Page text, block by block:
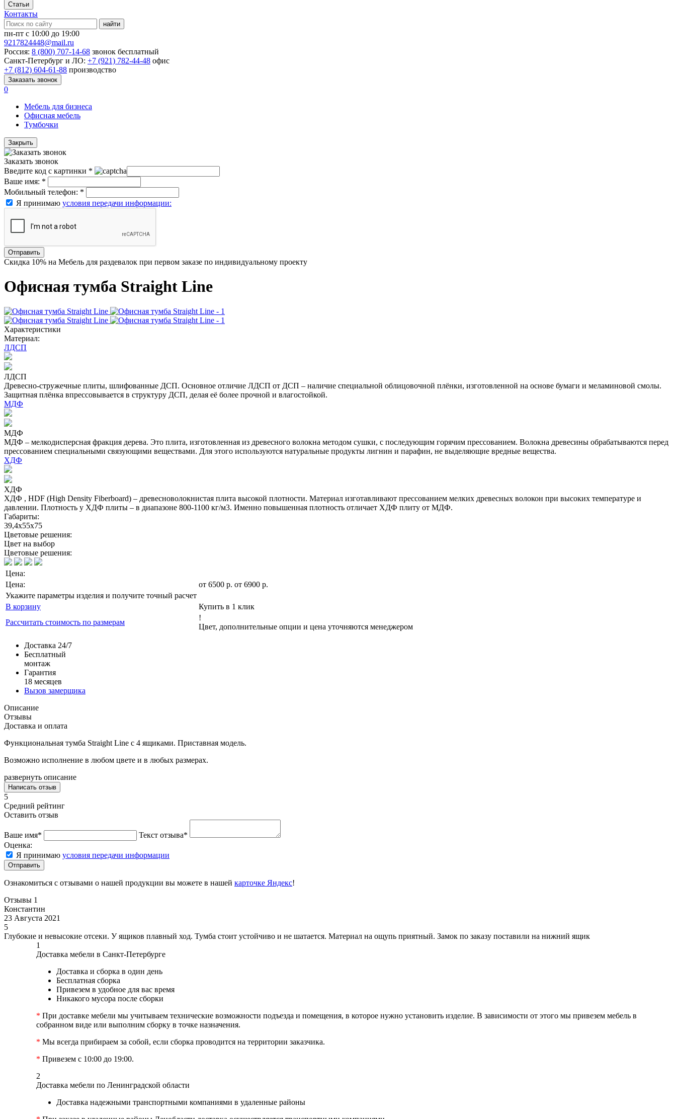
Статьи
Контакты
найти
пн-пт с 10:00 до 19:00
9217824448@mail.ru
Россия: 8 (800) 707-14-68 звонок бесплатный
Санкт-Петербург и ЛО: +7 (921) 782-44-48 офис
+7 (812) 604-61-88 производство
Заказать звонок
0
Мебель для бизнеса
Офисная мебель
Тумбочки
Закрыть
Заказать звонок
Введите код с картинки *
Ваше имя: *
Мобильный телефон: *
Я принимаю условия передачи информации:
Отправить
Скидка 10% на Мебель для раздевалок при первом заказе по индивидуальному проекту
Офисная тумба Straight Line
Характеристики
Материал:
ЛДСП
ЛДСП
Древесно-стружечные плиты, шлифованные ДСП. Основное отличие ЛДСП от ДСП – наличие специальной облицовочной плёнки, изготовленной на основе бумаги и меламиновой смолы.
Защитная плёнка впрессовывается в структуру ДСП, делая её более прочной и влагостойкой.
МДФ
МДФ
МДФ – мелкодисперсная фракция дерева. Это плита, изготовленная из древесного волокна методом сушки, с последующим горячим прессованием. Волокна древесины обрабатываются перед
прессованием специальными связующими веществами. Для этого используются натуральные продукты лигнин и парафин, не выделяющие вредные вещества.
ХДФ
ХДФ
ХДФ , HDF (High Density Fiberboard) – древесноволокнистая плита высокой плотности. Материал изготавливают прессованием мелких древесных волокон при высоких температуре и
давлении. Плотность у ХДФ плиты – в диапазоне 800-1100 кг/м3. Именно повышенная плотность отличает ХДФ плиту от МДФ.
Габариты:
39,4х55х75
Цветовые решения:
Цвет на выбор
Цветовые решения:
Цена:
Цена:
от 6500 р. от 6900 р.
Укажите параметры изделия и получите точный расчет
В корзину
Купить в 1 клик
Рассчитать стоимость по размерам
!
Цвет, дополнительные опции и цена уточняются менеджером
Доставка 24/7
Бесплатный
монтаж
Гарантия
18 месяцев
Вызов замерщика
Описание
Отзывы
Доставка и оплата
Функциональная тумба Straight Line с 4 ящиками. Приставная модель.
Возможно исполнение в любом цвете и в любых размерах.
развернуть описание
Написать отзыв
5
Средний рейтинг
Оставить отзыв
Ваше имя*
Текст отзыва*
Оценка:
Я принимаю условия передачи информации
Отправить
Ознакомиться с отзывами о нашей продукции вы можете в нашей карточке Яндекс!
Отзывы 1
Константин
23 Августа 2021
5
Глубокие и невысокие отсеки. У ящиков плавный ход. Тумба стоит устойчиво и не шатается. Материал на ощупь приятный. Замок по заказу поставили на нижний ящик
1
Доставка мебели в Санкт-Петербурге
Доставка и сборка в один день
Бесплатная сборка
Привезем в удобное для вас время
Никакого мусора после сборки
* При доставке мебели мы учитываем технические возможности подъезда и помещения, в которое нужно установить изделие. В зависимости от этого мы привезем мебель в
собранном виде или выполним сборку в точке назначения.
* Мы всегда прибираем за собой, если сборка проводится на территории заказчика.
* Привезем с 10:00 до 19:00.
2
Доставка мебели по Ленинградской области
Доставка надежными транспортными компаниями в удаленные районы